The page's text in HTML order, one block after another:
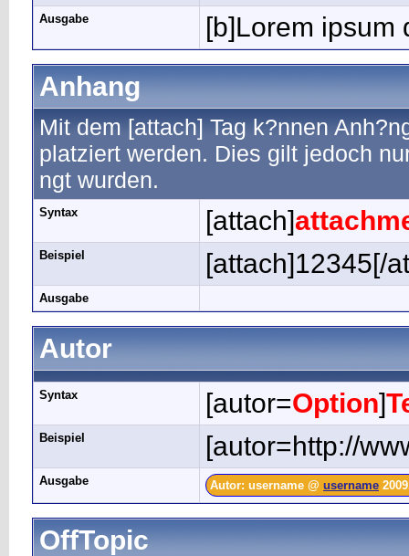
Ausgabe
[b]Lorem ipsum
Anhang
Mit dem [attach] Tag k?nnen
platziert werden. Dies gilt jedoch
ngt wurden.
Syntax [attach]
Beispiel [attach]12345[/
Ausgabe
Autor
Syntax [autor=Option]
Beispiel [autor=http://
Ausgabe Autor: username @ username
OffTopic